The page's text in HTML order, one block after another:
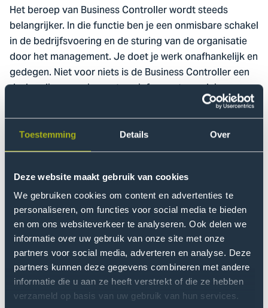
Toestemming Details Over
Deze website maakt gebruik van cookies
We gebruiken cookies om content en advertenties te
personaliseren, om functies voor social media te bieden
en om ons websiteverkeer te analyseren. Ook delen we
informatie over uw gebruik van onze site met onze
partners voor social media, adverteren en analyse. Deze
partners kunnen deze gegevens combineren met andere
informatie die u aan ze heeft verstrekt of die ze hebben
verzameld op basis van uw gebruik van hun services.
Het beroep van Business Controller wordt steeds
belangrijker. In die functie ben je een onmisbare schakel
in de bedrijfsvoering en de sturing van de organisatie
door het management. Je doet je werk onafhankelijk en
gedegen. Niet voor niets is de Business Controller een
deskundige sparringpartner, informant en adviseur
voor de board van ieder groot bedrijf. De post-hbo-
opleiding Business Controller bereid je diepgaand voor
op deze boeiende functie.
Voorlichting
We helpen je graag met een studiekeuze die aansluit bij
jouw wensen en agenda.
Evenement
datum
okt
Evenement
naam
Proeflessen
Go
to
Proeflessen